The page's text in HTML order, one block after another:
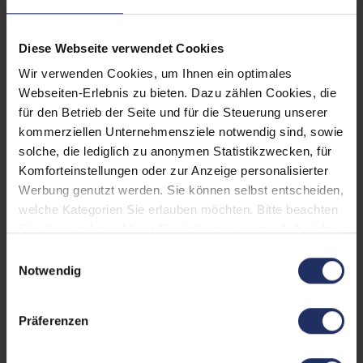
Diese Webseite verwendet Cookies
Wir verwenden Cookies, um Ihnen ein optimales
Webseiten-Erlebnis zu bieten. Dazu zählen Cookies, die
für den Betrieb der Seite und für die Steuerung unserer
kommerziellen Unternehmensziele notwendig sind, sowie
solche, die lediglich zu anonymen Statistikzwecken, für
Komforteinstellungen oder zur Anzeige personalisierter
Werbung genutzt werden. Sie können selbst entscheiden,
welche Kategorien Sie erlauben möchten. Bitte beachten
Weitere Informationen finden Sie in
Notwendig
Präferenzen
GHz
CPU Generation: 11
Datenspeicher: 500 GB SSD
Arbeitsspeicher: 32 GB DDR4
LTE: Nein
Tastaturbeleuchtung:
Windows 11 Professional